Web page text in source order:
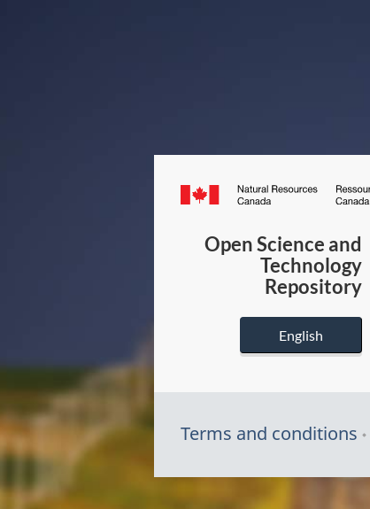
Canada.ca
Open Science and
Technology
Repository
English
Terms and conditions